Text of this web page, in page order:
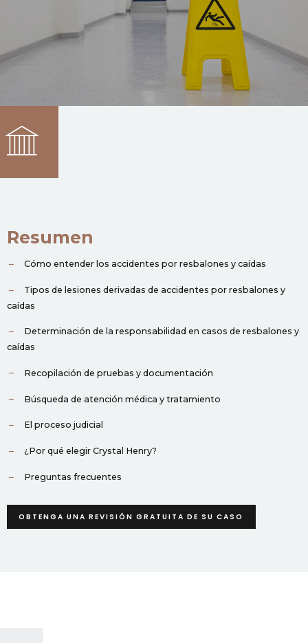
Resumen
Cómo entender los accidentes por resbalones y caídas
Tipos de lesiones derivadas de accidentes por resbalones y
caídas
Determinación de la responsabilidad en casos de resbalones y
caídas
Recopilación de pruebas y documentación
Búsqueda de atención médica y tratamiento
El proceso judicial
¿Por qué elegir Crystal Henry?
Preguntas frecuentes
OBTENGA UNA REVISIÓN GRATUITA DE SU CASO